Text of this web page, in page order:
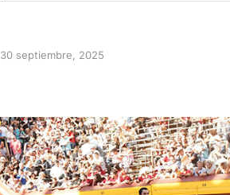
30 septiembre, 2025